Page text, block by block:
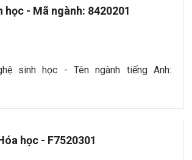
- Mã ngành: 8420201
sinh học - Tên ngành tiếng Anh:
học - F7520301